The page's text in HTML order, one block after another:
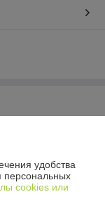
удобства
персональных
cookies или